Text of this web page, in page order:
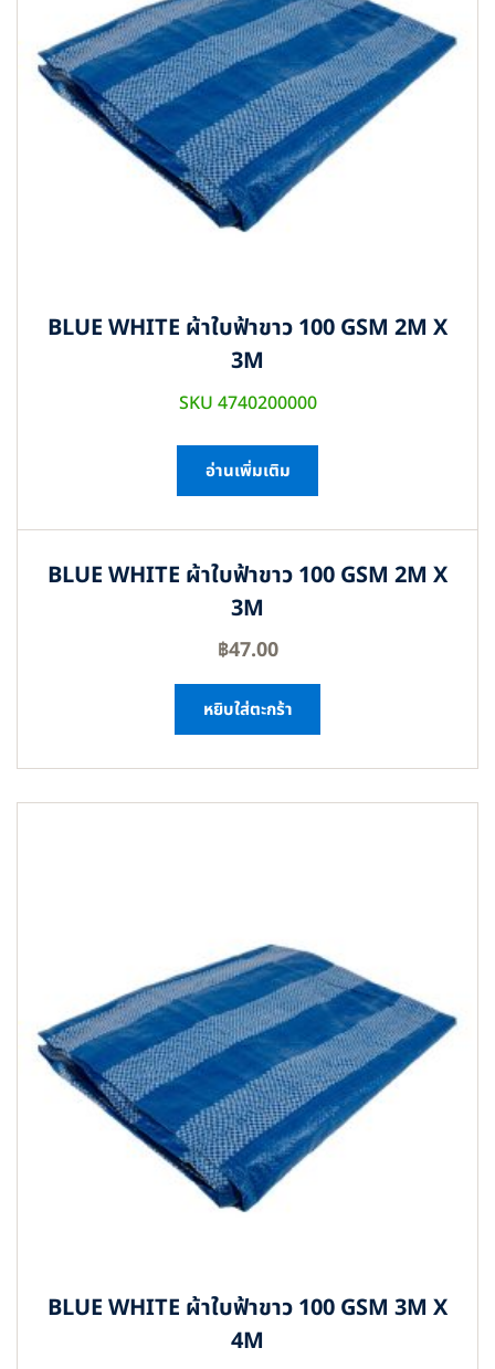
BLUE WHITE ผ้าใบฟ้าขาว 100 GSM 2M X
3M
SKU 4740200000
อ่านเพิ่มเติม
BLUE WHITE ผ้าใบฟ้าขาว 100 GSM 2M X
3M
฿47.00
หยิบใส่ตะกร้า
BLUE WHITE ผ้าใบฟ้าขาว 100 GSM 3M X
4M